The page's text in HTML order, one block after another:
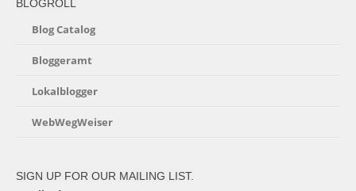
BLOGROLL
Blog Catalog
Bloggeramt
Lokalblogger
WebWegWeiser
SIGN UP FOR OUR MAILING LIST.